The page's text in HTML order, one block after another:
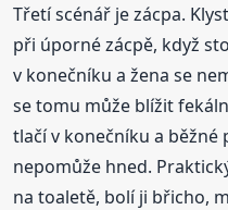
Třetí scénář je zácpa.
při úporné zácpě, když
v konečníku a žena se
se tomu může blížit
tlačí v konečníku a běžné
nepomůže hned.
na toaletě, bolí ji břicho,